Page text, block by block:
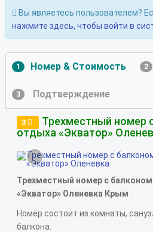
Вы являетесь пользователем?
нажмите здесь, чтобы войти в
1 Номер & Стоимость 2
3 Подтверждение
3
Трехместный номер
отдыха «Экватор»
‹
Трехместный номер с
«Экватор» Оленевка Крым
Номер состоит из комнаты,
балкона.